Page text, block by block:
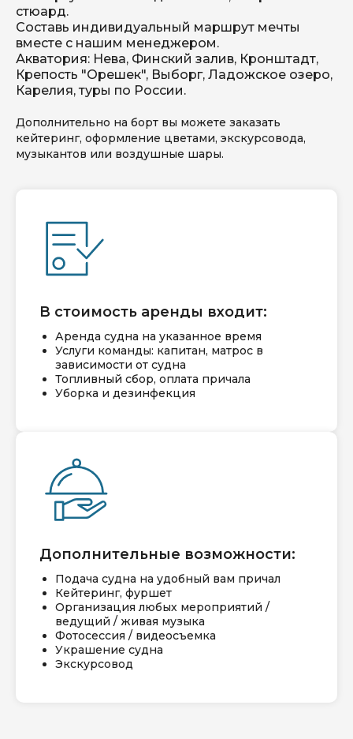
стюард.
Составь индивидуальный маршрут мечты
вместе с нашим менеджером.
Акватория: Нева, Финский залив, Кронштадт,
Крепость "Орешек", Выборг, Ладожское озеро,
Карелия, туры по России.
Дополнительно на борт вы можете заказать
кейтеринг, оформление цветами, экскурсовода,
музыкантов или воздушные шары.
В стоимость аренды входит:
Аренда судна на указанное время
Услуги команды: капитан, матрос в
зависимости от судна
Топливный сбор, оплата причала
Уборка и дезинфекция
Дополнительные возможности:
Подача судна на удобный вам причал
Кейтеринг, фуршет
Организация любых мероприятий /
ведущий / живая музыка
Фотосессия / видеосъемка
Украшение судна
Экскурсовод